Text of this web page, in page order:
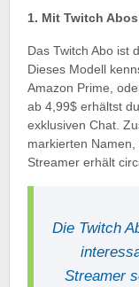
1. Mit Twitch
Das Twitch Abo ist
Dieses Modell
Amazon Prime,
ab 4,99$ erhältst
exklusiven Chat.
markierten
Streamer erhält
Die Twitch
Streamer